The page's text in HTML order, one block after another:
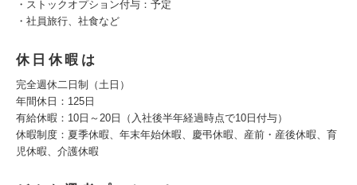
・ストックオプション付与：予定
・社員旅行、社食など
休日休暇は
完全週休二日制（土日）
年間休日：125日
有給休暇：10日～20日（入社後半年経過時点で10日付与）
休暇制度：夏季休暇、年末年始休暇、慶弔休暇、産前・産後休暇、育
児休暇、介護休暇